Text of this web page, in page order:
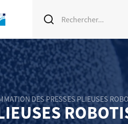
DES PRESSES PLIEUSES